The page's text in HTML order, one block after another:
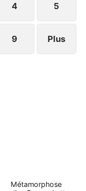
4 5
9 Plus
Métamorphose